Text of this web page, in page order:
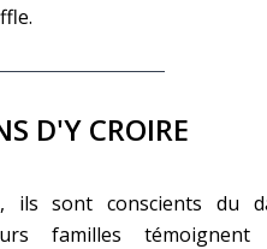
D'Y CROIRE
ils sont conscients du
familles témoignent